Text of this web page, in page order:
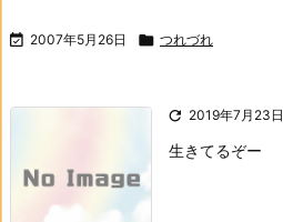
 2007年5月26日  つれづれ
 2019年7月23日
生きてるぞー